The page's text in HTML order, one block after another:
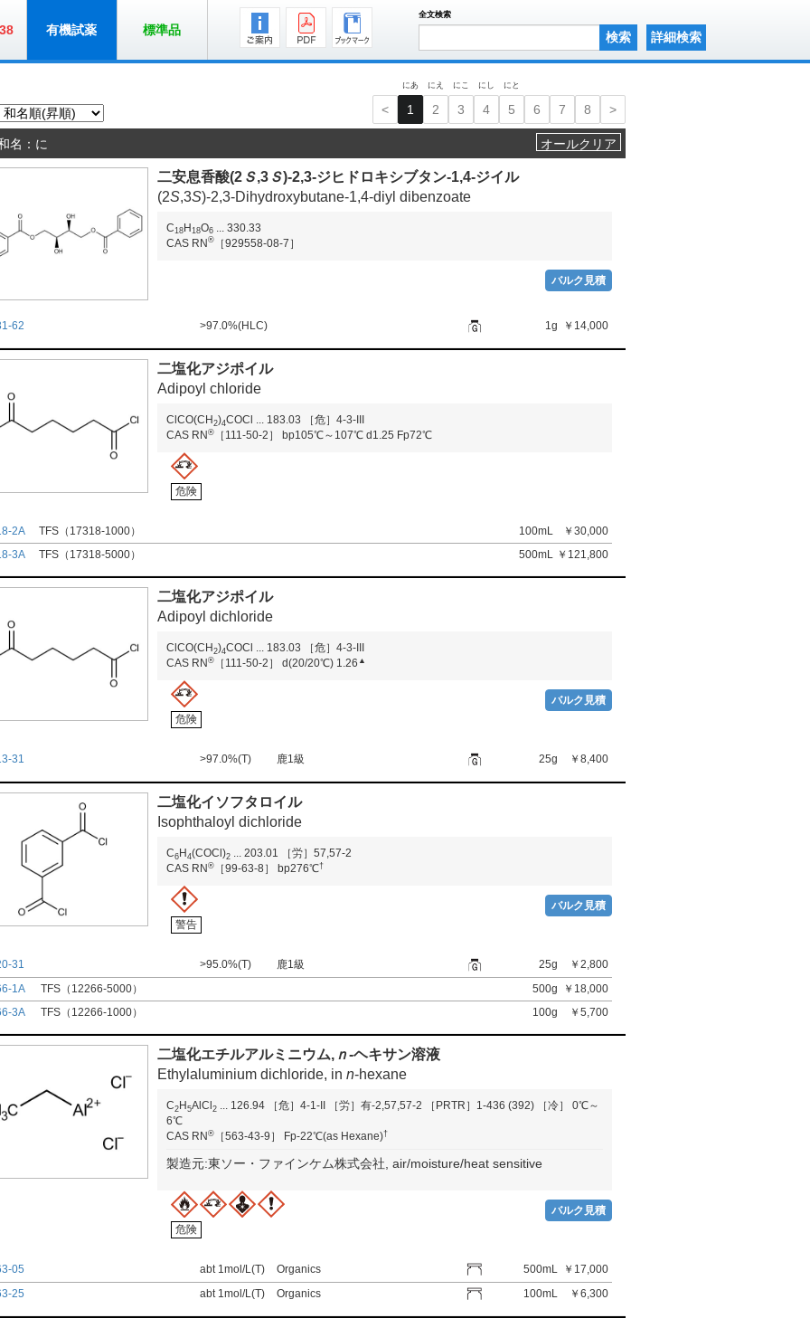
有機試薬 標準品
全文検索
検索 詳細検索
にあ にえ にこ にし にと
< 1 2 3 4 5 6 7 8 >
名：に オールクリア
二安息香酸(2Ｓ,3Ｓ)-2,3-ジヒドロキシブタン-1,4-ジイル
(2S,3S)-2,3-Dihydroxybutane-1,4-diyl dibenzoate
C18H 18O6 ... 330.33
CAS RN ®［929558-08-7］
バルク見積
62 >97.0%(HLC) 1g ￥14,000
二塩化アジポイル
Adipoyl chloride
ClCO(CH 2)4COCl ... 183.03
［危］4-3-III
CAS RN ®［111-50-2］ bp105℃～107℃ d1.25 Fp72℃
危険
2A TFS（17318-1000） 100mL
￥30,000
3A
TFS（17318-5000） 500mL ￥121,800
二塩化アジポイル
Adipoyl dichloride
ClCO(CH 2)4COCl ... 183.03
［危］4-3-III
CAS RN ®［111-50-2］ d(20/20℃) 1.26 ▲
危険
バルク見積
31 >97.0%(T) 鹿1級 25g ￥8,400
二塩化イソフタロイル
Isophthaloyl dichloride
C6H 4(COCl)2 ... 203.01
［労］57,57-2
CAS RN ®［99-63-8］ bp276℃†
警告
バルク見積
31 >95.0%(T) 鹿1級 25g
￥2,800
1A
TFS（12266-5000） 500g
￥18,000
3A
TFS（12266-1000） 100g ￥5,700
二塩化エチルアルミニウム,ｎ-ヘキサン溶液
Ethylaluminium dichloride, in n-hexane
C2H 5AlCl 2 ... 126.94 ［危］4-1-II ［労］有-2,57,57-2 ［PRTR］1-436 (392)
［冷］ 0℃～
6℃
CAS RN ®［563-43-9］ Fp-22℃(as Hexane)†
製造元:東ソー・ファインケム株式会社, air/moisture/heat sensitive
危険
バルク見積
05 abt 1mol/L(T) Organics 500mL
￥17,000
25
abt 1mol/L(T) Organics 100mL ￥6,300